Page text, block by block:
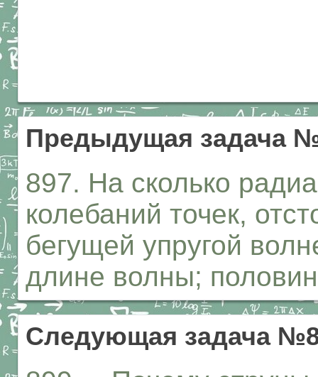
Предыдущая задача
897. На сколько
колебаний точек,
бегущей упругой
длине волны;
Следующая задача